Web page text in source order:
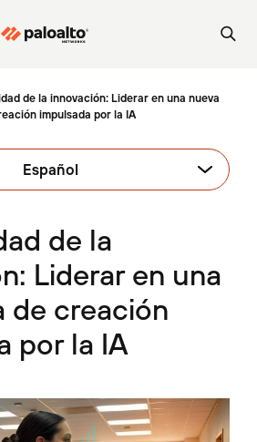
de la innovación: Liderar en una nueva
impulsada por la IA
Español
de la
Liderar en una
de creación
por la IA